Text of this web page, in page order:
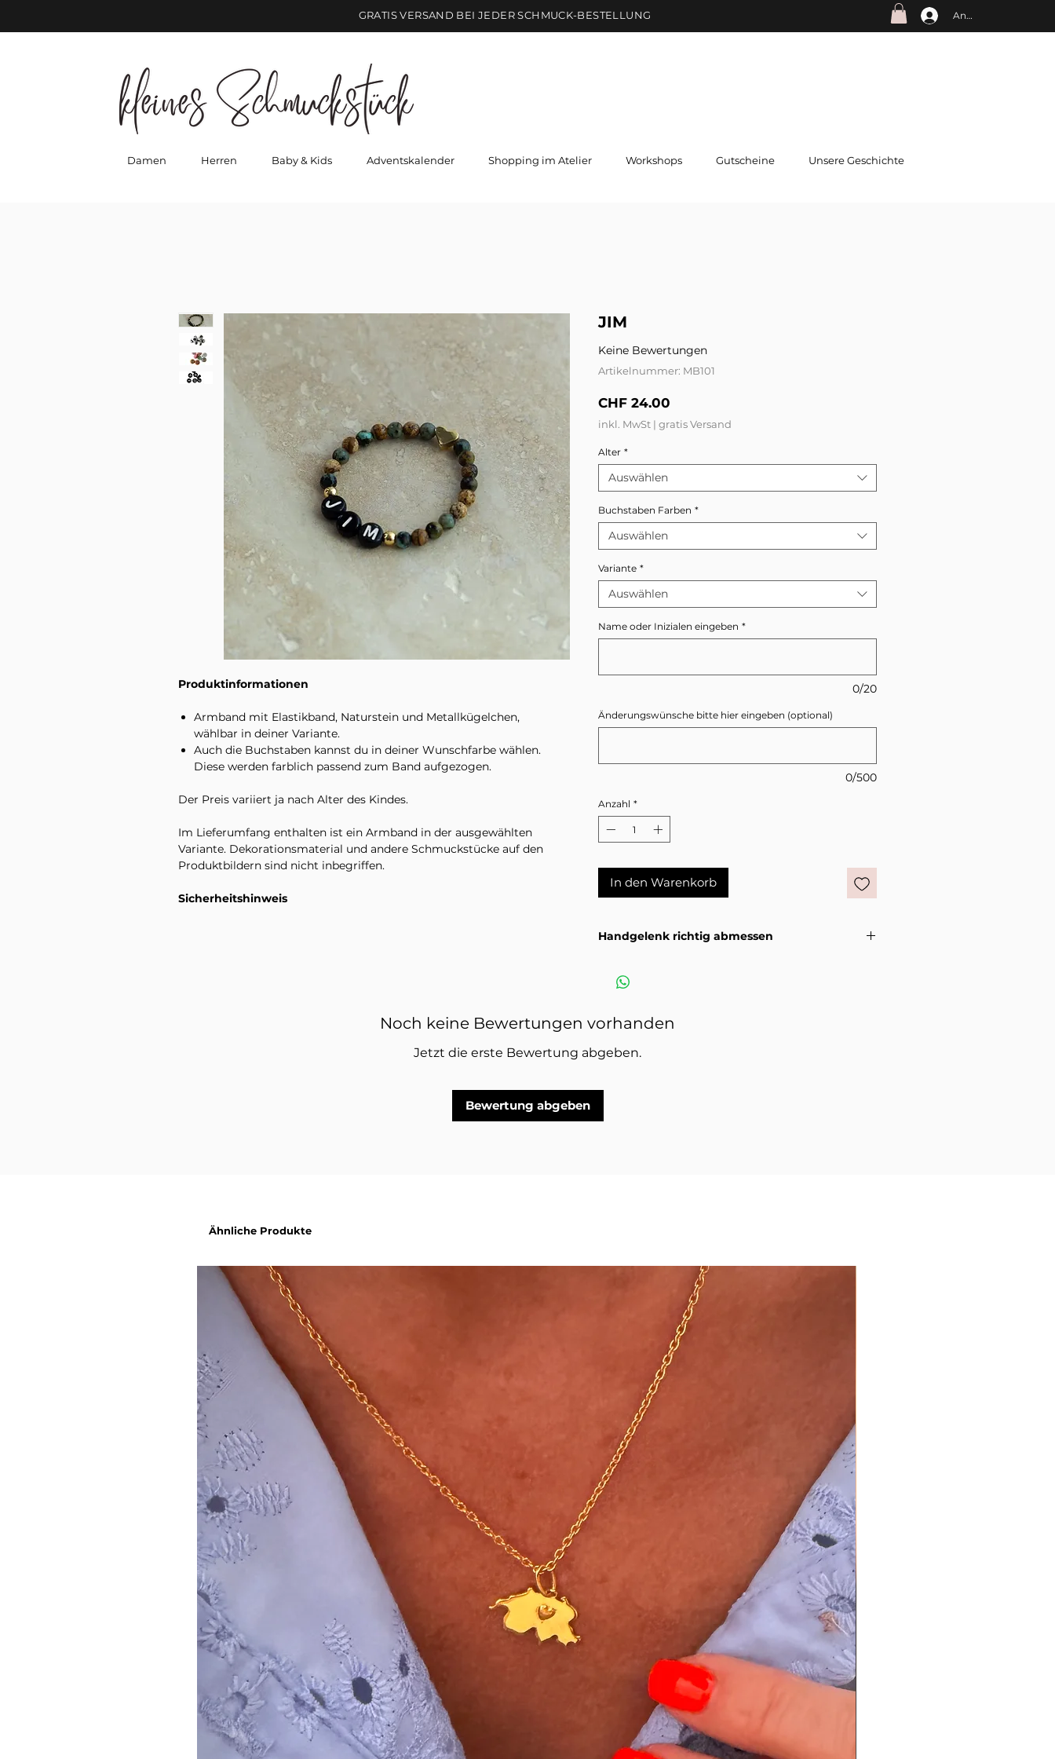
GRATIS VERSAND BEI JEDER SCHMUCK-BESTELLUNG Anmelden
Damen Herren Baby & Kids Adventskalender Shopping im Atelier Workshops Gutscheine Unsere Geschichte
Produktinformationen
Armband mit Elastikband, Naturstein und Metallkügelchen,
wählbar in deiner Variante.
Auch die Buchstaben kannst du in deiner Wunschfarbe wählen.
Diese werden farblich passend zum Band aufgezogen.
Der Preis variiert ja nach Alter des Kindes.
Im Lieferumfang enthalten ist ein Armband in der ausgewählten
Variante. Dekorationsmaterial und andere Schmuckstücke auf den
Produktbildern sind nicht inbegriffen.
Sicherheitshinweis
Es handelt sich hierbei um kein Spielzeug.
Bewahre das Armband trocken auf. Da es sich bei den Buchstaben um
JIM
Keine Bewertungen
Artikelnummer: MB101
CHF 24.00
inkl. MwSt | gratis Versand
Alter *
Auswählen
Buchstaben Farben *
Auswählen
Variante *
Auswählen
Name oder Inizialen eingeben *
0/20
Änderungswünsche bitte hier eingeben (optional)
0/500
Anzahl *
In den Warenkorb
Handgelenk richtig abmessen
Grösse passt.
Noch keine Bewertungen vorhanden
Jetzt die erste Bewertung abgeben.
Bewertung abgeben
Ähnliche Produkte